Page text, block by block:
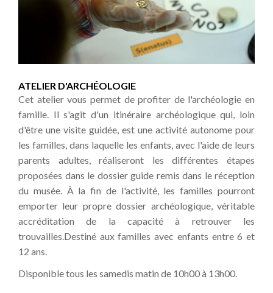
ATELIER D'ARCHÉOLOGIE
Cet atelier vous permet de profiter de l'archéologie en
famille. Il s'agit d'un itinéraire archéologique qui, loin
d'être une visite guidée, est une activité autonome pour
les familles, dans laquelle les enfants, avec l'aide de leurs
parents adultes, réaliseront les différentes étapes
proposées dans le dossier guide remis dans le réception
du musée. À la fin de l'activité, les familles pourront
emporter leur propre dossier archéologique, véritable
accréditation de la capacité à retrouver les
trouvailles.Destiné aux familles avec enfants entre 6 et
12 ans.
Disponible tous les samedis matin de 10h00 à 13h00.